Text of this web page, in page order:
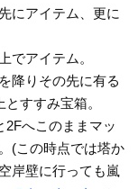
にアイテム、更に
でアイテム。
降りその先に有る
すすみ宝箱。
へこのままマッ
(この時点では塔か
岸壁に行っても嵐